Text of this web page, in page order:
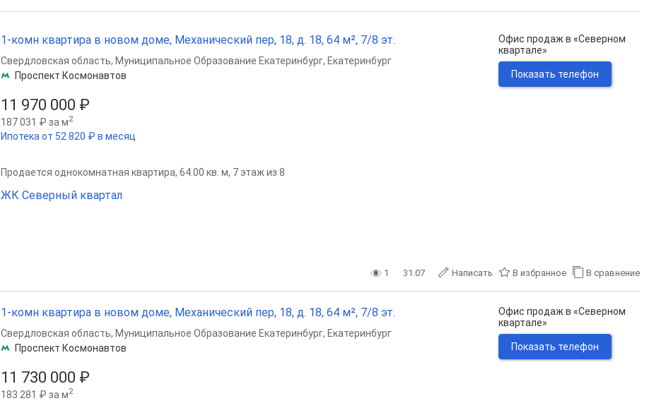
1-комн квартира в новом доме, Механический пер, 18, д. 18, 64 м², 7/8 эт.
11 970 000 ₽
187 031 ₽ за м2
Ипотека от 52 820 ₽ в месяц
Свердловская область, Муниципальное Образование Екатеринбург, Екатеринбург
Проспект Космонавтов
Продается однокомнатная квартира, 64.00 кв. м, 7 этаж из 8
ЖК Северный квартал
Офис продаж в «Северном
квартале»
Показать телефон
1 31.07 Написать В избранное В сравнение
1-комн квартира в новом доме, Механический пер, 18, д. 18, 64 м², 7/8 эт.
11 730 000 ₽
183 281 ₽ за м2
Свердловская область, Муниципальное Образование Екатеринбург, Екатеринбург
Проспект Космонавтов
Офис продаж в «Северном
квартале»
Показать телефон